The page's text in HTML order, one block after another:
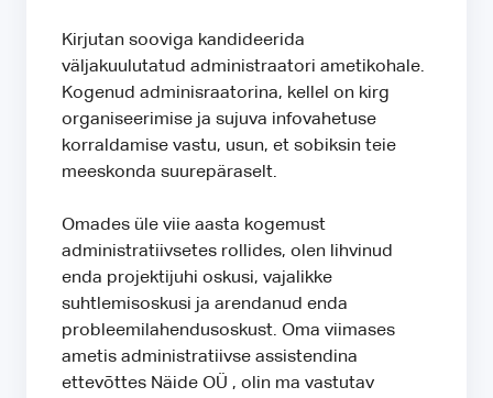
Kirjutan sooviga kandideerida
väljakuulutatud administraatori ametikohale.
Kogenud adminisraatorina, kellel on kirg
organiseerimise ja sujuva infovahetuse
korraldamise vastu, usun, et sobiksin teie
meeskonda suurepäraselt.
Omades üle viie aasta kogemust
administratiivsetes rollides, olen lihvinud
enda projektijuhi oskusi, vajalikke
suhtlemisoskusi ja arendanud enda
probleemilahendusoskust. Oma viimases
ametis administratiivse assistendina
ettevõttes Näide OÜ , olin ma vastutav